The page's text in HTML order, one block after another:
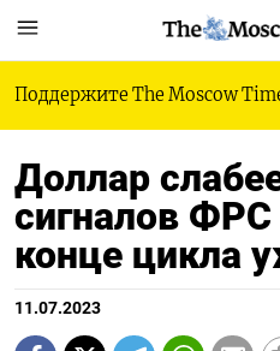
Поддержите The Moscow
Доллар
сигналов
конце цикла
11.07.2023